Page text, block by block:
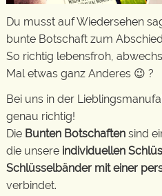
Du musst auf Wiedersehen
bunte Botschaft zum
So richtig lebensfroh,
Mal etwas ganz Anderes 😉 ?
Bei uns in der
genau richtig!
Die Bunten Botschaften sind
die unsere individuellen
Schlüsselbänder mit einer
verbindet.